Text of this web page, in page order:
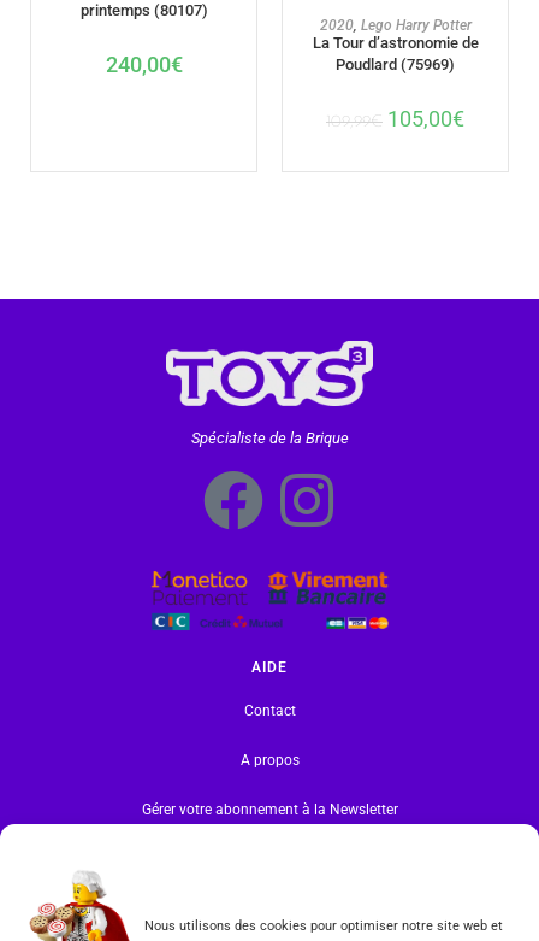
Nous utilisons des cookies pour optimiser notre site web et
printemps (80107)
240,00€
AJOUTER AU PANIER
2020, Lego Harry Potter
La Tour d’astronomie de
Poudlard (75969)
109,99€ 105,00€
Spécialiste de la Brique
AIDE
Contact
A propos
Gérer votre abonnement à la Newsletter